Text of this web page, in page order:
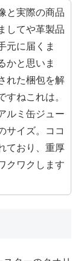
と実際の商品
してや革製品
元に届くま
かと思いま
れた梱包を解
すねこれは。
ルミ缶ジュー
サイズ。ココ
ており、重厚
クワクします